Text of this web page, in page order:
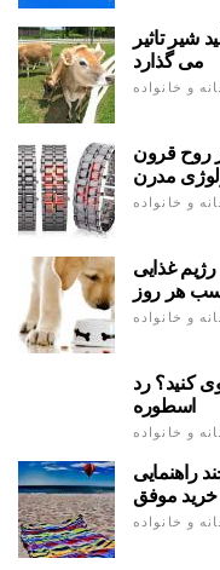
شیر تاثیر
می گذارد
و خانواده
روح قرون
مدرن
و خانواده
غذایی
هر روز
و خانواده
کنید؟ رد
اسطوره
و خانواده
راهنمایی
خرید موفق
و خانواده